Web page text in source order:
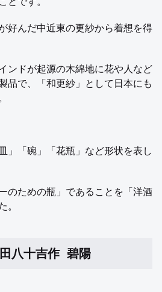
好んだ中近東の更紗から着想を得
ンドが起源の木綿地に花や人など
品で、「和更紗」として日本にも
」「碗」「花瓶」など形状を表し
のための瓶」であることを「洋酒
。
八十吉作 碧陽